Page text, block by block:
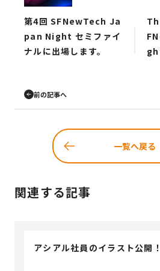
第4回 SFNewTech Ja
pan Night セミファイ
ナルに出場します。
前の記事へ
一覧へ戻る
関連する記事
アシアル社員のイラスト公開！